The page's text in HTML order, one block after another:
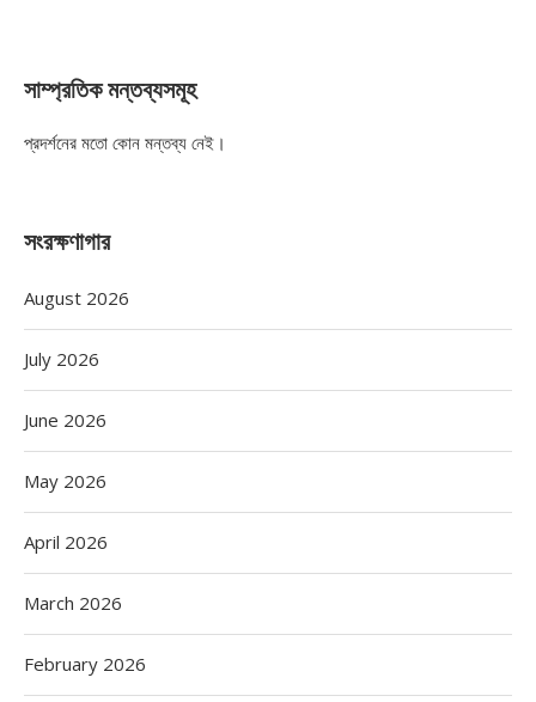
সাম্প্রতিক মন্তব্যসমূহ
প্রদর্শনের মতো কোন মন্তব্য নেই।
সংরক্ষণাগার
August 2026
July 2026
June 2026
May 2026
April 2026
March 2026
February 2026